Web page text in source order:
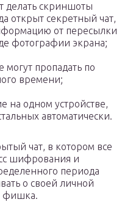
делать скриншоты
открыт секретный чат,
от пересылки
фотографии экрана;
пропадать по
времени;
на одном устройстве,
автоматически.
чат, в котором все
шифрования и
периода
о своей личной
фишка.